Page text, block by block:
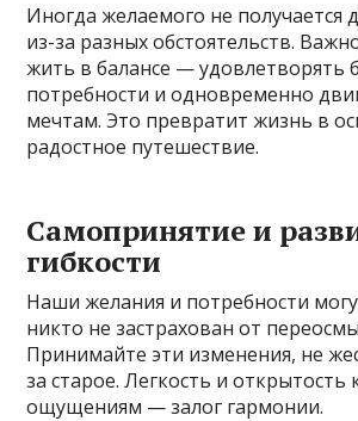
Иногда желаемого не получается
из-за разных обстоятельств.
жить в балансе — удовлетворять
потребности и одновременно
мечтам. Это превратит жизнь в
радостное путешествие.
Самопринятие и
гибкости
Наши желания и потребности
никто не застрахован от
Принимайте эти изменения, не
за старое. Легкость и
ощущениям — залог гармонии.